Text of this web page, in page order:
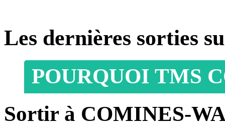
Les dernières sorties
POURQUOI TMS
Sortir à COMINES-